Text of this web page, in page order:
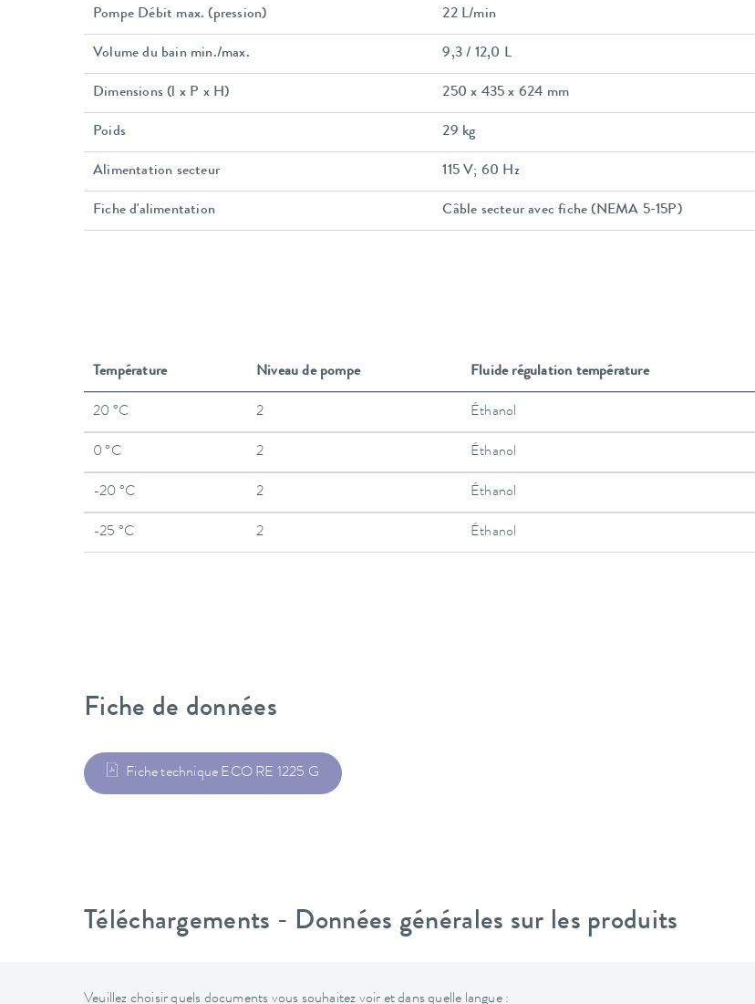
Pompe Débit max. (pression) 22 L/min
Volume du bain min./max. 9,3 / 12,0 L
Dimensions (l x P x H) 250 x 435 x 624 mm
Poids 29 kg
Alimentation secteur 115 V; 60 Hz
Fiche d'alimentation Câble secteur avec fiche (NEMA 5-15P)
Température Niveau de pompe Fluide régulation température
20 °C 2 Éthanol
0 °C 2 Éthanol
-20 °C 2 Éthanol
-25 °C 2 Éthanol
Fiche de données
Fiche technique ECO RE 1225 G
Téléchargements - Données générales sur les produits
Veuillez choisir quels documents vous souhaitez voir et dans quelle langue :